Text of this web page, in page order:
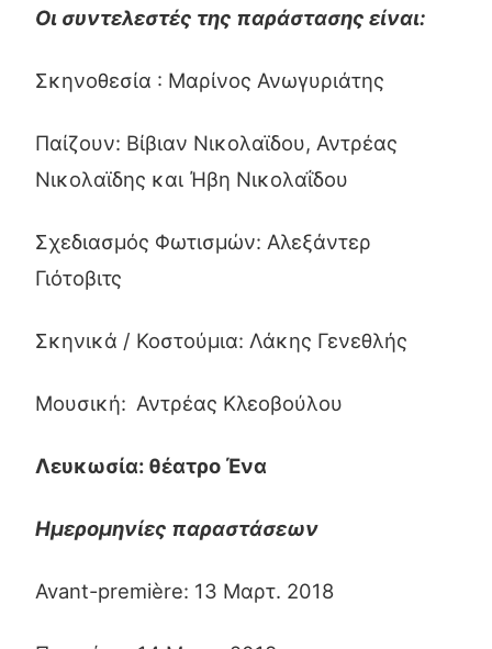
Οι συντελεστές της παράστασης είναι:
Σκηνοθεσία : Μαρίνος Ανωγυριάτης
Παίζουν: Βίβιαν Νικολαϊδου, Αντρέας
Νικολαϊδης και Ήβη Νικολαΐδου
Σχεδιασμός Φωτισμών: Αλεξάντερ
Γιότοβιτς
Σκηνικά / Κοστούμια: Λάκης Γενεθλής
Μουσική: Αντρέας Κλεοβούλου
Λευκωσία: θέατρο Ένα
Ημερομηνίες παραστάσεων
Avant-première: 13 Μαρτ. 2018